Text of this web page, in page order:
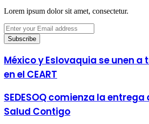
Lorem ipsum dolor sit amet, consectetur.
Enter
your
Email
México y Eslovaquia se unen a
en el CEART
SEDESOQ comienza la
Salud Contigo